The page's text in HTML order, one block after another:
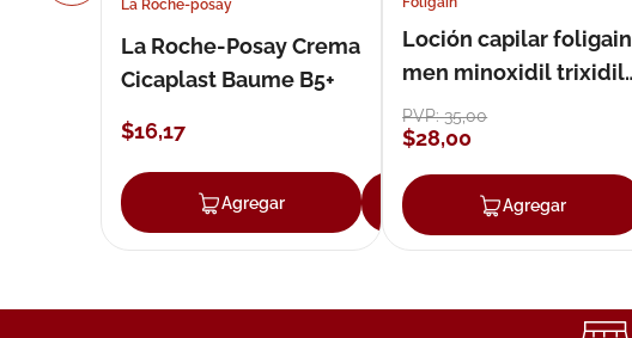
La Roche-posay
La Roche-Posay Crema
Cicaplast Baume B5+
$16,17
Agregar Agregar
Loción capilar foligain
men minoxidil trixidil
loción 59 ml
PVP:35,00
$28,00
Agregar